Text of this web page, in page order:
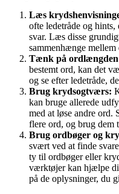
Læs
ofte ledetråde og
svar. Læs disse
sammenhænge
Tænk på
bestemt ord, kan det
og se efter ledetråde,
Brug krydsogtværs:
kan bruge allerede
med at løse andre ord.
flere ord, og brug dem
Brug ordbøger og
svært ved at finde
ty til ordbøger eller
værktøjer kan hjælpe
på de oplysninger, du